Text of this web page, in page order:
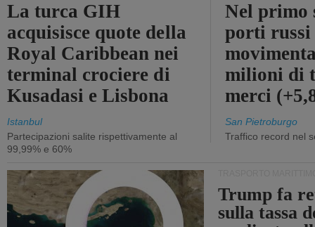
La turca GIH
acquisisce quote della
Royal Caribbean nei
terminal crociere di
Kusadasi e Lisbona
Istanbul
Partecipazioni salite rispettivamente al
99,99% e 60%
Nel primo
porti russi
milioni di
merci
San Pietroburgo
Traffico record nel
Trump fa
sulla tassa